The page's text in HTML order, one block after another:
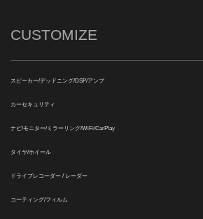
CUSTOMIZE
スピーカー/デッドニング/DSP/アンプ
カーセキュリティ
ナビ/モニター/ミラーリング/WiFi/CarPlay
タイヤ/ホイール
ドライブレコーダー / レーダー
コーティング/フィルム